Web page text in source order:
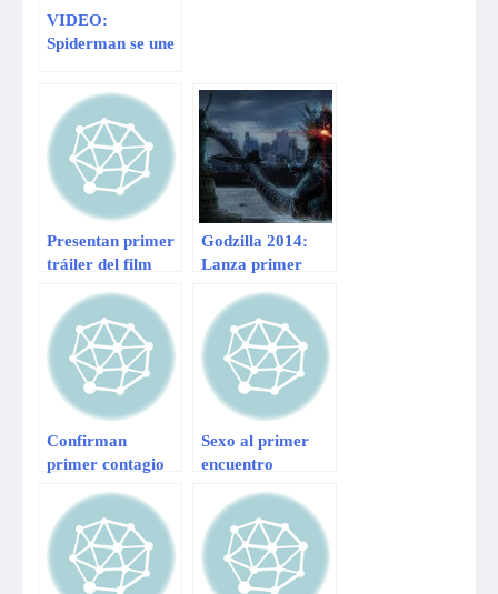
VIDEO:
Spiderman se une
Planeta’ como el
primer
embajador
superhéroe
Presentan primer
tráiler del film
protagonizado
por Russell
Crowe
Godzilla 2014:
Lanza primer
nueva versión del
filme
Confirman
primer contagio
la nueva gripe
aviar H7N9
Sexo al primer
encuentro